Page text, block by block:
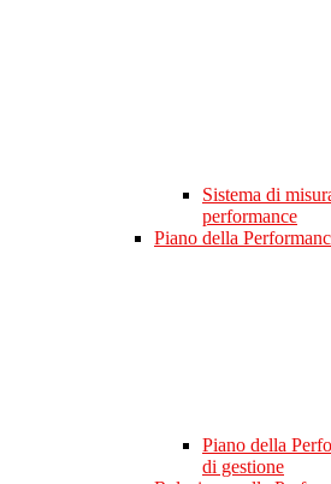
Sistema di
performance
Piano della
Piano della
di gestione